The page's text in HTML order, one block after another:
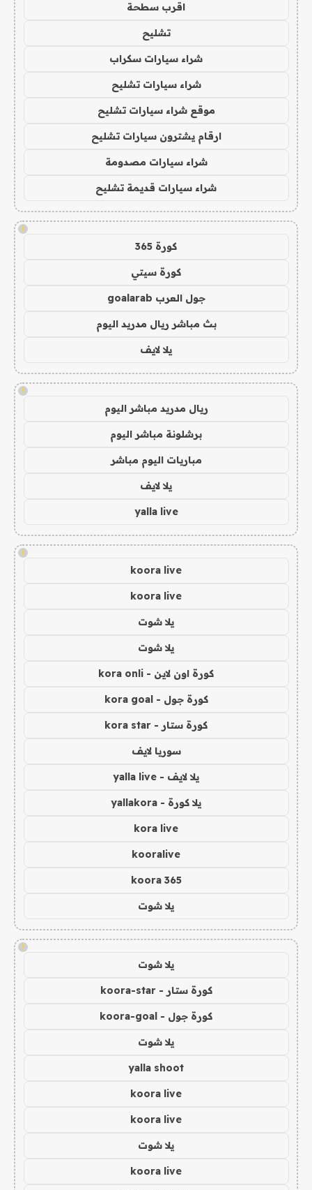
اقرب سطحة
تشليح
شراء سيارات سكراب
شراء سيارات تشليح
موقع شراء سيارات تشليح
ارقام يشترون سيارات تشليح
شراء سيارات مصدومة
شراء سيارات قديمة تشليح
!
كورة 365
كورة سيتي
جول العرب goalarab
بث مباشر ريال مدريد اليوم
يلا لايف
!
ريال مدريد مباشر اليوم
برشلونة مباشر اليوم
مباريات اليوم مباشر
يلا لايف
yalla live
!
koora live
koora live
يلا شوت
يلا شوت
كورة اون لاين - kora onli
كورة جول - kora goal
كورة ستار - kora star
سوريا لايف
يلا لايف - yalla live
يلا كورة - yallakora
kora live
kooralive
koora 365
يلا شوت
!
يلا شوت
كورة ستار - koora-star
كورة جول - koora-goal
يلا شوت
yalla shoot
koora live
koora live
يلا شوت
koora live